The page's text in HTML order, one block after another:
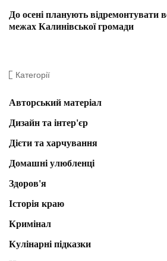
До осені планують відремонтувати
межах Калинівської громади
Категорії
Авторський матеріал
Дизайн та інтер'єр
Дієти та харчування
Домашні улюбленці
Здоров'я
Історія краю
Кримінал
Кулінарні підказки